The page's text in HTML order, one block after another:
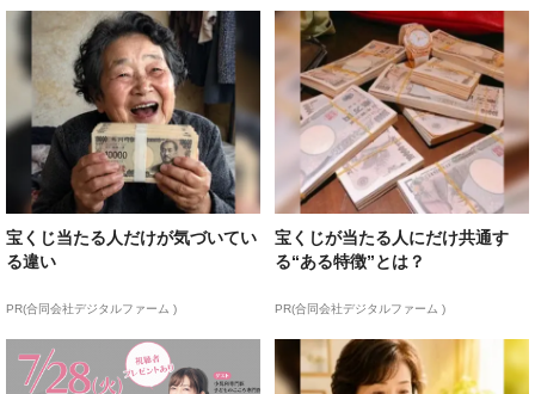
宝くじ当たる人だけが気づいてい
る違い
PR(合同会社デジタルファーム )
宝くじが当たる人にだけ共通す
る“ある特徴”とは？
PR(合同会社デジタルファーム )